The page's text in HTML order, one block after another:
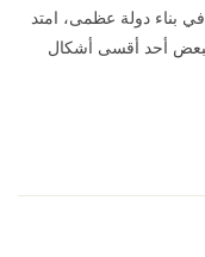
بناء دولة عظمى، امتد
البعض أحد أقسى أشكال